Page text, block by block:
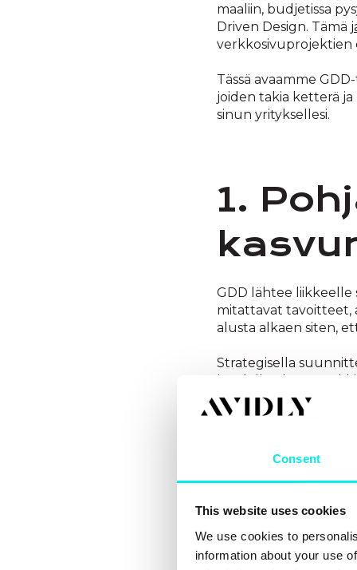
Consent
This website uses cookies
We use cookies to
information about your use
maaliin, budjetissa
Driven Design. Tämä
verkkosivuprojektien
Tässä avaamme
joiden takia ketterä
sinun yrityksellesi.
1.
GDD lähtee liikkeelle
mitattavat tavoitteet,
alusta alkaen siten,
Strategisella
ja edellytykset
2.
Asiakaspersoonien